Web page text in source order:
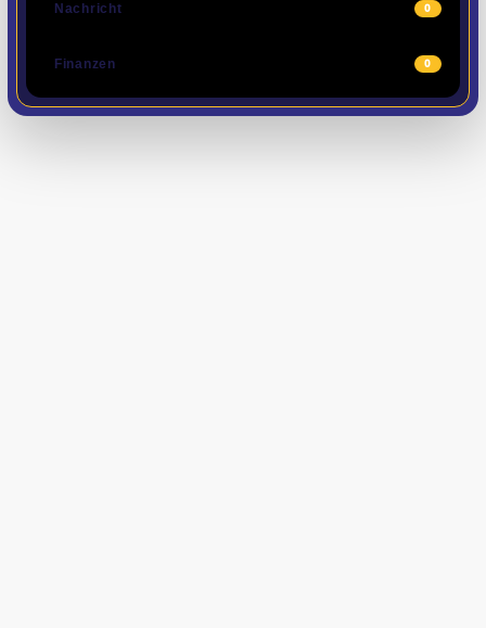
Nachricht 0
Finanzen 0